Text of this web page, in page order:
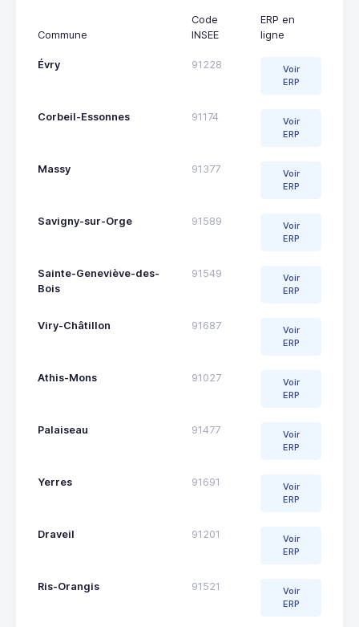
Commune
Code
INSEE
ERP en
ligne
Évry 91228
Voir
ERP
Corbeil-Essonnes 91174
Voir
ERP
Massy 91377
Voir
ERP
Savigny-sur-Orge 91589
Voir
ERP
Sainte-Geneviève-des-
Bois
91549
Voir
ERP
Viry-Châtillon 91687
Voir
ERP
Athis-Mons 91027
Voir
ERP
Palaiseau 91477
Voir
ERP
Yerres 91691
Voir
ERP
Draveil 91201
Voir
ERP
Ris-Orangis 91521
Voir
ERP